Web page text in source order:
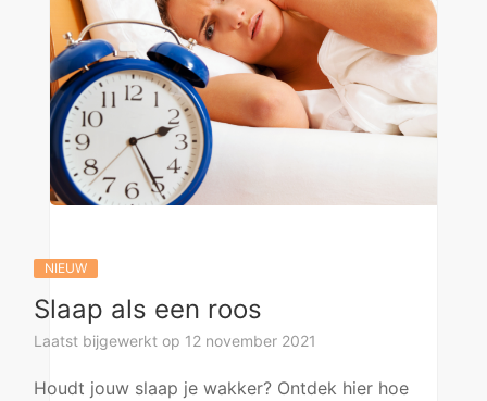
NIEUW
Slaap als een roos
Laatst bijgewerkt op 12 november 2021
Houdt jouw slaap je wakker? Ontdek hier hoe